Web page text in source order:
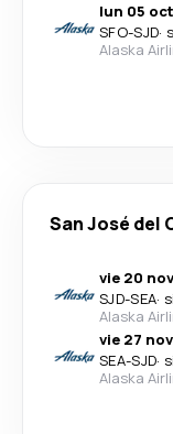
lun 05 oct
SFO-SJD·
Alaska
San José del
vie 20 nov
SJD-SEA·
Alaska
vie 27 nov
SEA-SJD·
Alaska